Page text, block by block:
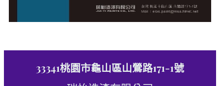
33341桃園市龜山區山鶯路171-1號